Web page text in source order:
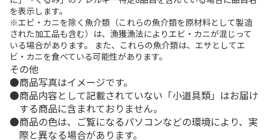
を表示します。
※エビ・カニを除く魚介類（これらの魚介類を原材料として製造
された加工品も含む）は、漁獲漁法によりエビ・カニが混じって
いる場合があります。 また、これらの魚介類は、エサとしてエ
ビ・カニを食べている可能性があります。
その他
商品写真はイメージです。
商品内容として記載されていない「小道具類」はお届け
する商品に含まれておりません。
商品の色は、ご覧になるパソコンなどの環境により、実
際と異なる場合があります。